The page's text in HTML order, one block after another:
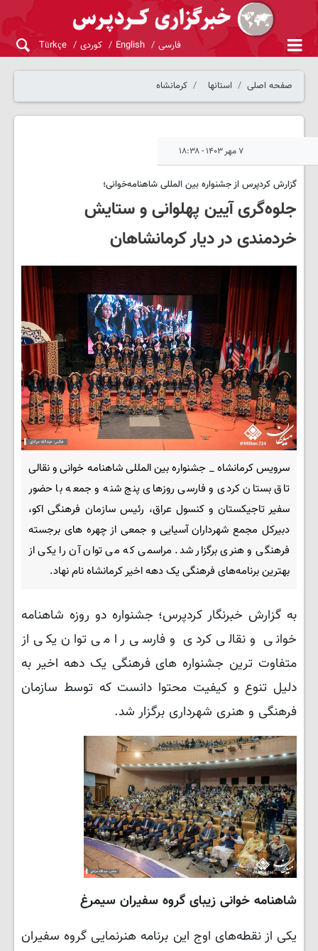
فارسی English کوردی Türkçe
صفحه اصلی استانها کرمانشاه
۷ مهر ۱۴۰۳ - ۱۸:۳۸
گزارش کردپرس از جشنواره بین المللی شاهنامه‌خوانی؛
جلوه‌گری آیین پهلوانی و ستایش
خردمندی در دیار کرمانشاهان
سرویس کرمانشاه _ جشنواره بین المللی شاهنامه خوانی و نقالی
تاق بستان کردی و فارسی روزهای پنج شنه و جمعه با حضور
سفیر تاجیکستان و کنسول عراق، رئیس سازمان فرهنگی اکو،
دبیرکل مجمع شهرداران آسیایی و جمعی از چهره های برجسته
فرهنگی و هنری برگزار شد. مراسمی که می توان آن را یکی از
بهترین برنامه‌های فرهنگی یک دهه اخیر کرمانشاه نام نهاد.
به گزارش خبرنگار کردپرس؛ جشنواره دو روزه شاهنامه
خوانی و نقالی کردی و فارسی را می توان یکی از
متفاوت ترین جشنواره های فرهنگی یک دهه اخیر به
دلیل تنوع و کیفیت محتوا دانست که توسط سازمان
فرهنگی و هنری شهرداری برگزار شد.
شاهنامه خوانی زیبای گروه سفیران سیمرغ
یکی از نقطه‌های اوج این برنامه هنرنمایی گروه سفیران